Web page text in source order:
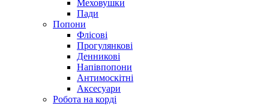
Меховушки
Пади
Попони
Флісові
Прогулянкові
Денникові
Напівпопони
Антимоскітні
Аксесуари
Робота на корді